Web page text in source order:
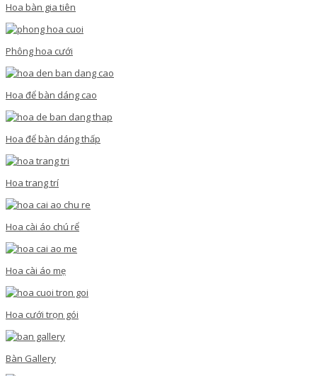
Hoa bàn gia tiên
Phông hoa cưới
Hoa để bàn dáng cao
Hoa để bàn dáng thấp
Hoa trang trí
Hoa cài áo chú rể
Hoa cài áo mẹ
Hoa cưới trọn gói
Bàn Gallery